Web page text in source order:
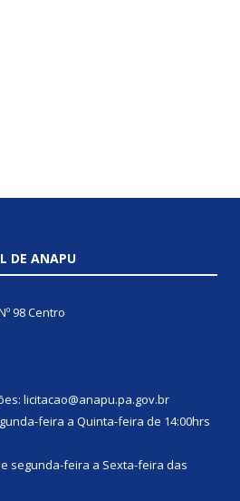
DE ANAPU
98 Centro
licitacao@anapu.pa.gov.br
feira a Quinta-feira de 14:00hrs
segunda-feira a Sexta-feira das